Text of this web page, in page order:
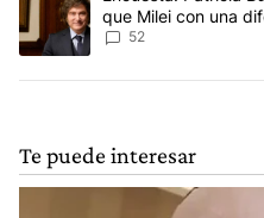
que Milei con una
negativa
52